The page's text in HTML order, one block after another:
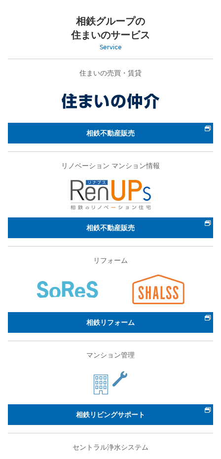
相鉄グループの
住まいのサービス
Service
住まいの売買・賃貸
相鉄不動産販売
リノベーション マンション情報
相鉄不動産販売
リフォーム
相鉄リフォーム
マンション管理
相鉄リビングサポート
セントラル浄水システム